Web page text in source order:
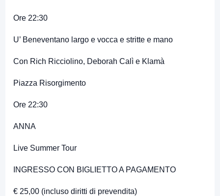
Ore 22:30
U’ Beneventano largo e vocca e stritte e mano
Con Rich Ricciolino, Deborah Calì e Klamà
Piazza Risorgimento
Ore 22:30
ANNA
Live Summer Tour
INGRESSO CON BIGLIETTO A PAGAMENTO
€ 25,00 (incluso diritti di prevendita)